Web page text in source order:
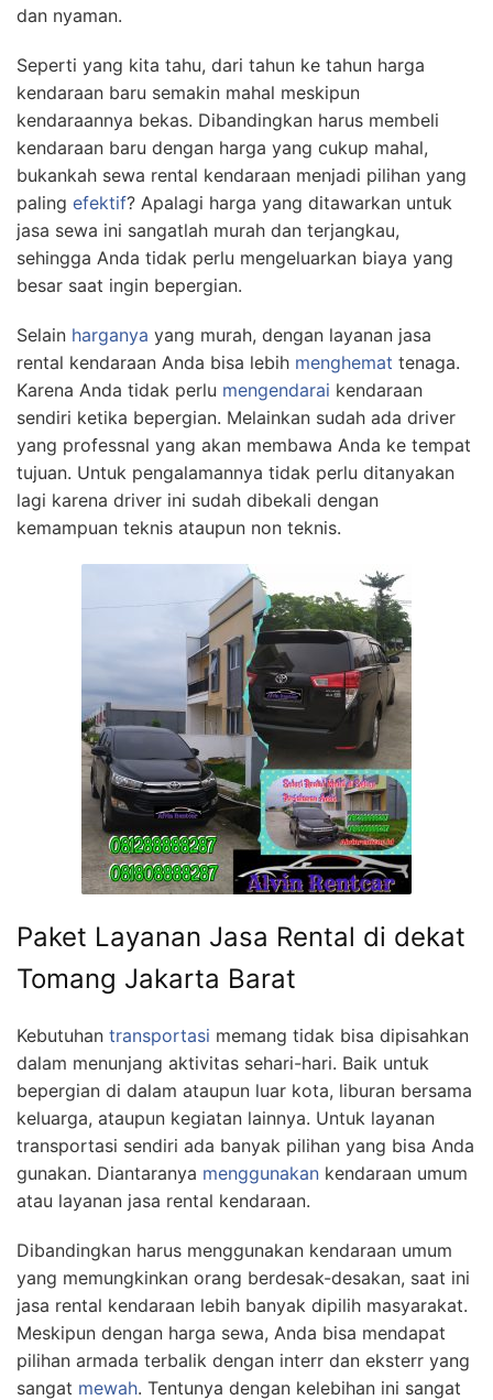
dan nyaman.
Seperti yang kita tahu, dari tahun ke tahun harga
kendaraan baru semakin mahal meskipun
kendaraannya bekas. Dibandingkan harus membeli
kendaraan baru dengan harga yang cukup mahal,
bukankah sewa rental kendaraan menjadi pilihan yang
paling efektif? Apalagi harga yang ditawarkan untuk
jasa sewa ini sangatlah murah dan terjangkau,
sehingga Anda tidak perlu mengeluarkan biaya yang
besar saat ingin bepergian.
Selain harganya yang murah, dengan layanan jasa
rental kendaraan Anda bisa lebih menghemat tenaga.
Karena Anda tidak perlu mengendarai kendaraan
sendiri ketika bepergian. Melainkan sudah ada driver
yang professnal yang akan membawa Anda ke tempat
tujuan. Untuk pengalamannya tidak perlu ditanyakan
lagi karena driver ini sudah dibekali dengan
kemampuan teknis ataupun non teknis.
Paket Layanan Jasa Rental di dekat
Tomang Jakarta Barat
Kebutuhan transportasi memang tidak bisa dipisahkan
dalam menunjang aktivitas sehari-hari. Baik untuk
bepergian di dalam ataupun luar kota, liburan bersama
keluarga, ataupun kegiatan lainnya. Untuk layanan
transportasi sendiri ada banyak pilihan yang bisa Anda
gunakan. Diantaranya menggunakan kendaraan umum
atau layanan jasa rental kendaraan.
Dibandingkan harus menggunakan kendaraan umum
yang memungkinkan orang berdesak-desakan, saat ini
jasa rental kendaraan lebih banyak dipilih masyarakat.
Meskipun dengan harga sewa, Anda bisa mendapat
pilihan armada terbalik dengan interr dan eksterr yang
sangat mewah. Tentunya dengan kelebihan ini sangat